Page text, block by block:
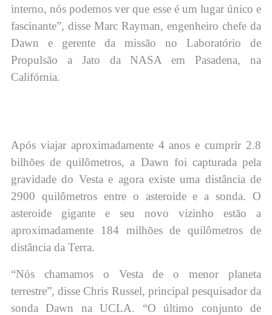
interno, nós podemos ver que esse é um lugar único e
fascinante”, disse Marc Rayman, engenheiro chefe da
Dawn e gerente da missão no Laboratório de
Propulsão a Jato da NASA em Pasadena, na
Califórnia.
Após viajar aproximadamente 4 anos e cumprir 2.8
bilhões de quilômetros, a Dawn foi capturada pela
gravidade do Vesta e agora existe uma distância de
2900 quilômetros entre o asteroide e a sonda. O
asteroide gigante e seu novo vizinho estão a
aproximadamente 184 milhões de quilômetros de
distância da Terra.
“Nós chamamos o Vesta de o menor planeta
terrestre”, disse Chris Russel, principal pesquisador da
sonda Dawn na UCLA. “O último conjunto de